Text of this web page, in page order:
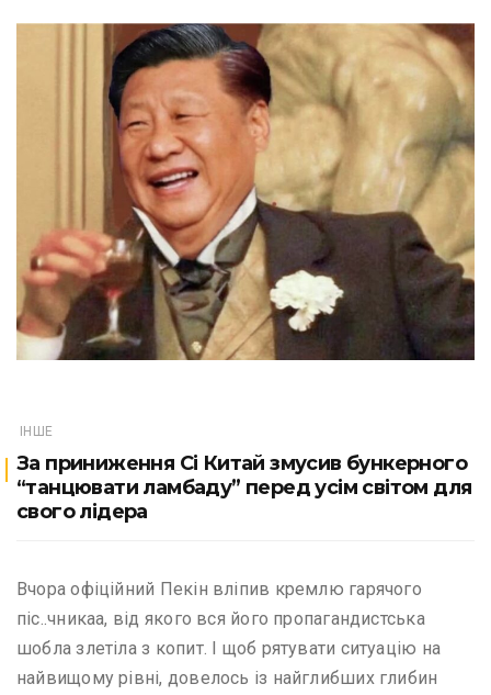
ІНШЕ
За приниження Сі Китай змусив бункерного
“танцювати ламбаду” перед усім світом для
свого лідера
Вчора офіційний Пекін вліпив кремлю гарячого
піс..чникаа, від якого вся його пропагандистська
шобла злетіла з копит. І щоб рятувати ситуацію на
найвищому рівні, довелось із найглибших глибин